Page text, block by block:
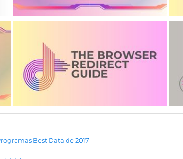
Best Data de 2017